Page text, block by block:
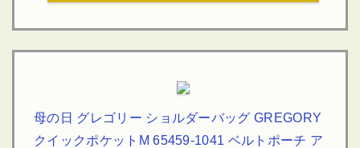
母の日 グレゴリー ショルダーバッグ GREGORY
クイックポケットM 65459-1041 ベルトポーチ ア